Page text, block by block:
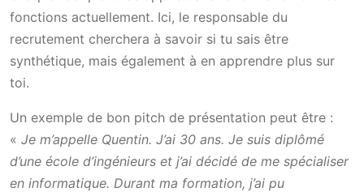
fonctions actuellement. Ici, le responsable du
recrutement cherchera à savoir si tu sais être
synthétique, mais également à en apprendre plus sur
toi.
Un exemple de bon pitch de présentation peut être :
« Je m’appelle Quentin. J’ai 30 ans. Je suis diplômé
d’une école d’ingénieurs et j’ai décidé de me spécialiser
en informatique. Durant ma formation, j’ai pu